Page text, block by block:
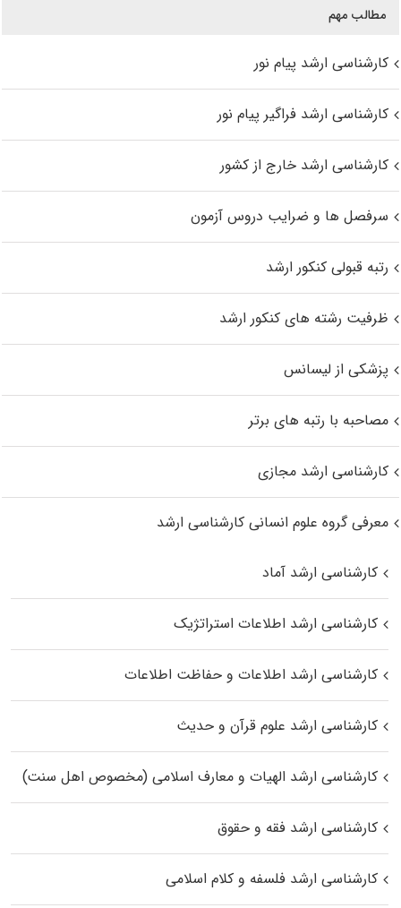
مطالب مهم
کارشناسی ارشد پیام نور
کارشناسی ارشد فراگیر پیام نور
کارشناسی ارشد خارج از کشور
سرفصل ها و ضرایب دروس آزمون
رتبه قبولی کنکور ارشد
ظرفیت رشته های کنکور ارشد
پزشکی از لیسانس
مصاحبه با رتبه های برتر
کارشناسی ارشد مجازی
معرفی گروه علوم انسانی کارشناسی ارشد
کارشناسی ارشد آماد
کارشناسی ارشد اطلاعات استراتژیک
کارشناسی ارشد اطلاعات و حفاظت اطلاعات
کارشناسی ارشد علوم قرآن و حدیث
کارشناسی ارشد الهیات و معارف اسلامی (مخصوص اهل سنت)
کارشناسی ارشد فقه و حقوق
کارشناسی ارشد فلسفه و کلام اسلامی